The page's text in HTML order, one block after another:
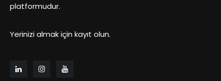
platformudur.
Yerinizi almak için kayıt olun.